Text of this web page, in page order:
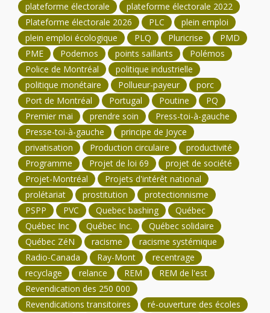
plateforme électorale
plateforme électorale 2022
Plateforme électorale 2026
PLC
plein emploi
plein emploi écologique
PLQ Pluricrise
PMD
PME
Podemos points saillants
Polémos
Police de Montréal
politique industrielle
politique monétaire
Pollueur-payeur
porc
Port de Montréal
Portugal Poutine
PQ
Premier mai
prendre soin
Press-toi-à-gauche
Presse-toi-à-gauche
principe de Joyce
privatisation
Production circulaire
productivité
Programme
Projet de loi 69
projet de société
Projet-Montréal
Projets d'intérêt national
prolétariat
prostitution
protectionnisme
PSPP
PVC Quebec bashing
Québec
Québec Inc
Québec Inc.
Québec solidaire
Québec ZéN
racisme
racisme systémique
Radio-Canada
Ray-Mont
recentrage
recyclage
relance REM
REM de l'est
Revendication des 250 000
Revendications transitoires
ré-ouverture des écoles